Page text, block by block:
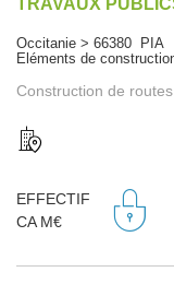
Occitanie > 66380 PIA
Eléments de
Construction de
EFFECTIF
CA M€